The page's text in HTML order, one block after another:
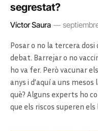
segrestat?
Víctor Saura
Posar o no la tercera
debat. Barrejar o no
ho va fer. Però vacunar
anys i d’aquí a uns
què? Alguns experts ho
que els riscos superen els